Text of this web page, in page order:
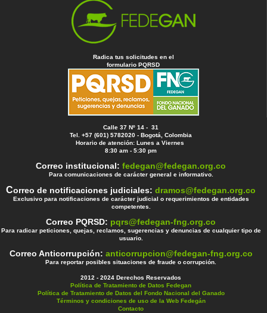
Radica tus solicitudes en el
formulario PQRSD
Calle 37 Nº 14 - 31
Tel. +57 (601) 5782020 - Bogotá, Colombia
Horario de atención: Lunes a Viernes
8:30 am - 5:30 pm
Correo institucional:fedegan@fedegan.org.co
Para comunicaciones de carácter general e informativo.
Correo de notificaciones judiciales:dramos@fedegan.org.co
Exclusivo para notificaciones de carácter judicial o requerimientos de entidades
competentes.
Correo PQRSD: pqrs@fedegan-fng.org.co
Para radicar peticiones, quejas, reclamos, sugerencias y denuncias de cualquier tipo de
usuario.
Correo Anticorrupción: anticorrupcion@fedegan-fng.org.co
Para reportar posibles situaciones de fraude o corrupción.
2012 - 2024 Derechos Reservados
Política de Tratamiento de Datos Fedegan
Política de Tratamiento de Datos del Fondo Nacional del Ganado
Términos y condiciones de uso de la Web Fedegán
Contacto